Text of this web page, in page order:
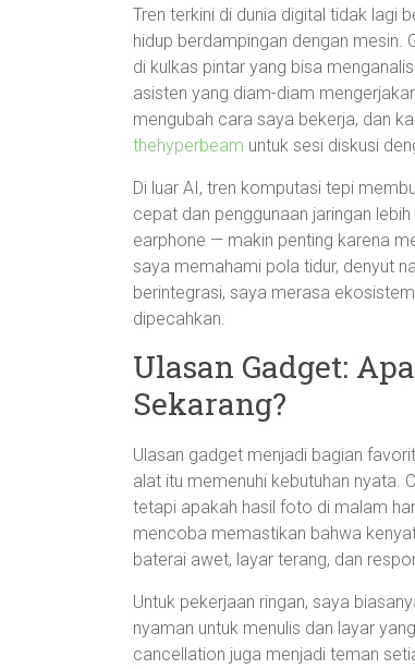
Tren terkini di dunia digital tidak lagi
hidup berdampingan dengan mesin.
di kulkas pintar yang bisa
asisten yang diam-diam
mengubah cara saya bekerja, dan
thehyperbeam untuk sesi diskusi
Di luar AI, tren komputasi tepi
cepat dan penggunaan jaringan
earphone — makin penting karena
saya memahami pola tidur, denyut
berintegrasi, saya merasa
dipecahkan.
Ulasan Gadget:
Sekarang?
Ulasan gadget menjadi bagian
alat itu memenuhi kebutuhan nyata.
tetapi apakah hasil foto di malam
mencoba memastikan bahwa
baterai awet, layar terang, dan
Untuk pekerjaan ringan, saya
nyaman untuk menulis dan layar
cancellation juga menjadi teman